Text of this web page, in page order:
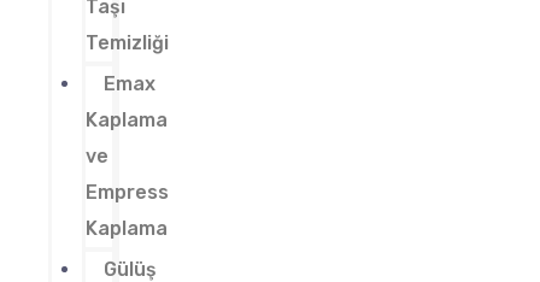
Taşı
Temizliği
Emax
Kaplama
ve
Empress
Kaplama
Gülüş